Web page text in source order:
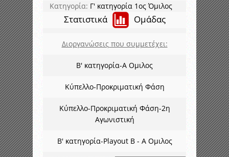
Κατηγορία: Γ' κατηγορία 1ος Όμιλος
Στατιστικά Ομάδας
Διοργανώσεις που συμμετέχει:
Β' κατηγορία-Α Ομιλος
Κύπελλο-Προκριματική Φάση
Κύπελλο-Προκριματική Φάση-2η
Αγωνιστική
Β' κατηγορία-Playout B - A Ομιλος